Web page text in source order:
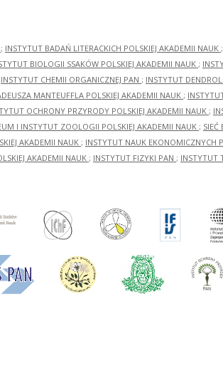
; INSTYTUT BADAŃ LITERACKICH POLSKIEJ AKADEMII NAUK ;
BIOLOGII SSAKÓW POLSKIEJ AKADEMII NAUK ;
INSTYTUT CHEMII ORGANICZNEJ PAN ; INSTYTUT
MANTEUFFLA POLSKIEJ AKADEMII NAUK ;
OCHRONY PRZYRODY POLSKIEJ AKADEMII NAUK ;
I INSTYTUT ZOOLOGII POLSKIEJ AKADEMII NAUK ;
AKADEMII NAUK ; INSTYTUT NAUK EKONOMICZNYCH
AKADEMII NAUK ; INSTYTUT FIZYKI PAN ; INSTYTUT